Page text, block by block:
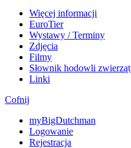
Więcej informacji
EuroTier
Wystawy / Terminy
Zdjęcia
Filmy
Słownik hodowli zwierząt
Linki
Cofnij
myBigDutchman
Logowanie
Rejestracja